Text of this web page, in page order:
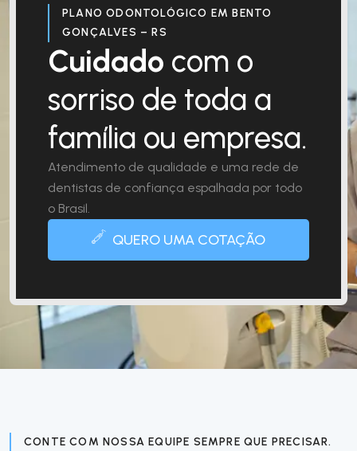
PLANO ODONTOLÓGICO EM BENTO
GONÇALVES – RS
Cuidado com o
sorriso de toda a
família ou empresa.
Atendimento de qualidade e uma rede de
dentistas de confiança espalhada por todo
o Brasil.
QUERO UMA COTAÇÃO
CONTE COM NOSSA EQUIPE SEMPRE QUE PRECISAR.